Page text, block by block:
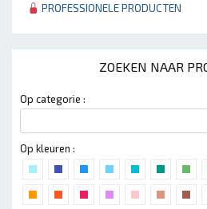
PROFESSIONELE PRODUCTEN
ZOEKEN NAAR
Op categorie :
Op kleuren :